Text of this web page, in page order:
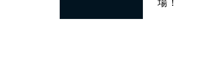
場！